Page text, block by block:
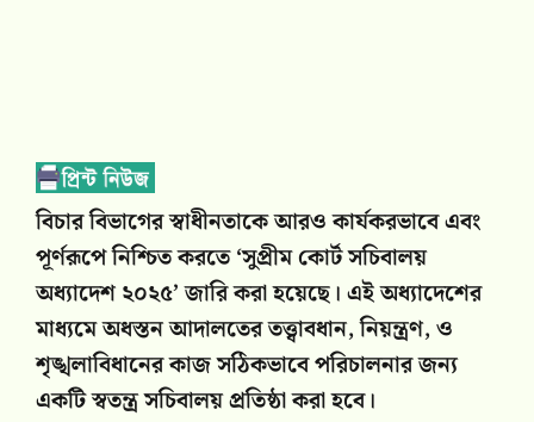
বিচার বিভাগের স্বাধীনতাকে আরও কার্যকরভাবে এবং
পূর্ণরূপে নিশ্চিত করতে ‘সুপ্রীম কোর্ট সচিবালয়
অধ্যাদেশ ২০২৫’ জারি করা হয়েছে। এই অধ্যাদেশের
মাধ্যমে অধস্তন আদালতের তত্ত্বাবধান, নিয়ন্ত্রণ, ও
শৃঙ্খলাবিধানের কাজ সঠিকভাবে পরিচালনার জন্য
একটি স্বতন্ত্র সচিবালয় প্রতিষ্ঠা করা হবে।